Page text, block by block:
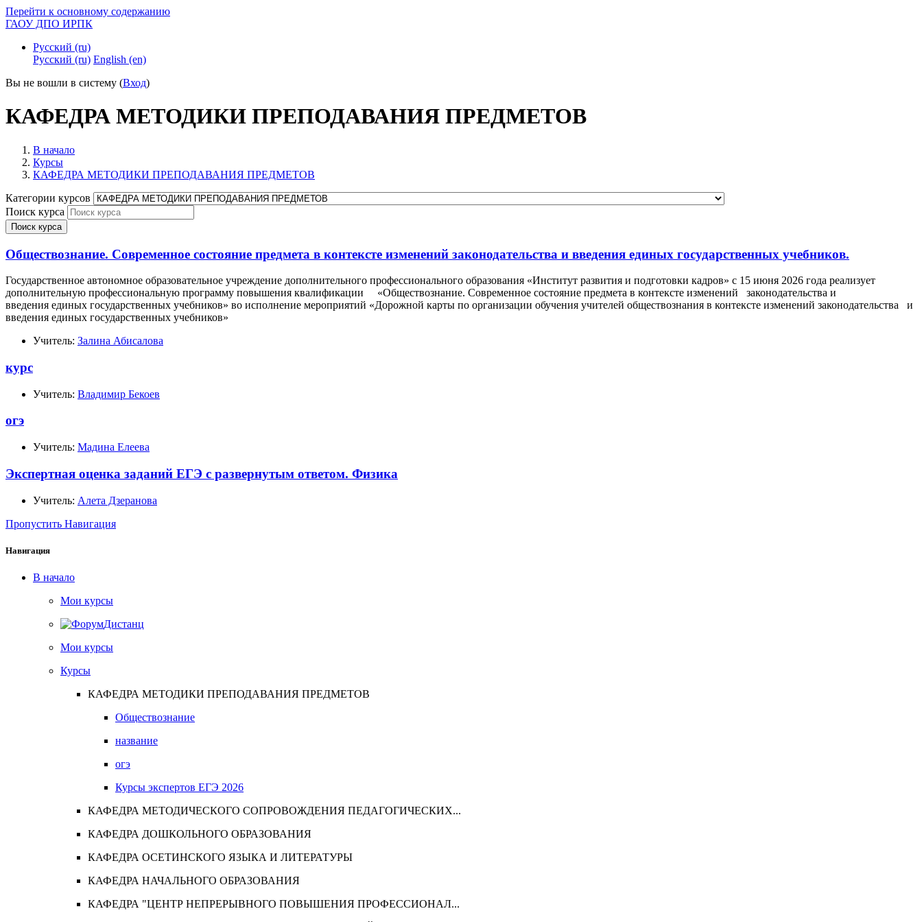
Перейти к основному содержанию
ГАОУ ДПО ИРПК
Русский ‎(ru)‎
Русский ‎(ru)‎ English ‎(en)‎
Вы не вошли в систему (Вход)
КАФЕДРА МЕТОДИКИ ПРЕПОДАВАНИЯ ПРЕДМЕТОВ
В начало
Курсы
КАФЕДРА МЕТОДИКИ ПРЕПОДАВАНИЯ ПРЕДМЕТОВ
Категории курсов
Поиск курса
Поиск курса
Обществознание. Современное состояние предмета в контексте изменений законодательства и введения единых государственных учебников.
Государственное автономное образовательное учреждение дополнительного профессионального образования «Институт развития и подготовки кадров» с 15 июня 2026 года реализует
дополнительную профессиональную программу повышения квалификации «Обществознание. Современное состояние предмета в контексте изменений законодательства и
введения единых государственных учебников» во исполнение мероприятий «Дорожной карты по организации обучения учителей обществознания в контексте изменений законодательства и
введения единых государственных учебников»
Учитель: Залина Абисалова
курс
Учитель: Владимир Бекоев
огэ
Учитель: Мадина Елеева
Экспертная оценка заданий ЕГЭ с развернутым ответом. Физика
Учитель: Алета Дзеранова
Пропустить Навигация
Навигация
В начало
Мои курсы
Дистанц
Мои курсы
Курсы
КАФЕДРА МЕТОДИКИ ПРЕПОДАВАНИЯ ПРЕДМЕТОВ
Обществознание
название
огэ
Курсы экспертов ЕГЭ 2026
КАФЕДРА МЕТОДИЧЕСКОГО СОПРОВОЖДЕНИЯ ПЕДАГОГИЧЕСКИХ...
КАФЕДРА ДОШКОЛЬНОГО ОБРАЗОВАНИЯ
КАФЕДРА ОСЕТИНСКОГО ЯЗЫКА И ЛИТЕРАТУРЫ
КАФЕДРА НАЧАЛЬНОГО ОБРАЗОВАНИЯ
КАФЕДРА "ЦЕНТР НЕПРЕРЫВНОГО ПОВЫШЕНИЯ ПРОФЕССИОНАЛ...